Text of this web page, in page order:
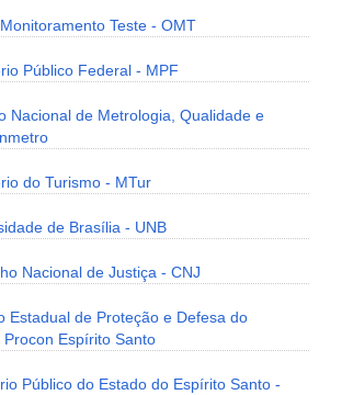
Teste - OMT
Público Federal - MPF
Nacional de Metrologia, Qualidade e
do Turismo - MTur
de Brasília - UNB
Nacional de Justiça - CNJ
Estadual de Proteção e Defesa do
Espírito Santo
Público do Estado do Espírito Santo -